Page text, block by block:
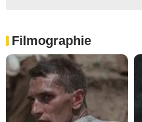
Filmographie